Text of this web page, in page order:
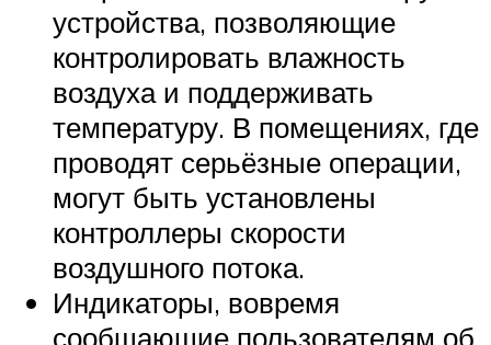
устройства, позволяющие
контролировать влажность
воздуха и поддерживать
температуру. В помещениях, где
проводят серьёзные операции,
могут быть установлены
контроллеры скорости
воздушного потока.
Индикаторы, вовремя
сообщающие пользователям об